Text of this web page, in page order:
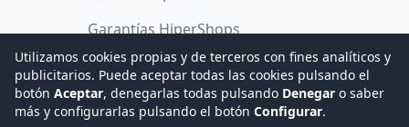
Garantías HiperShops
Política de cookies
Utilizamos cookies propias y de terceros con fines analíticos y
publicitarios. Puede aceptar todas las cookies pulsando el
botón Aceptar, denegarlas todas pulsando Denegar o saber
más y configurarlas pulsando el botón Configurar.